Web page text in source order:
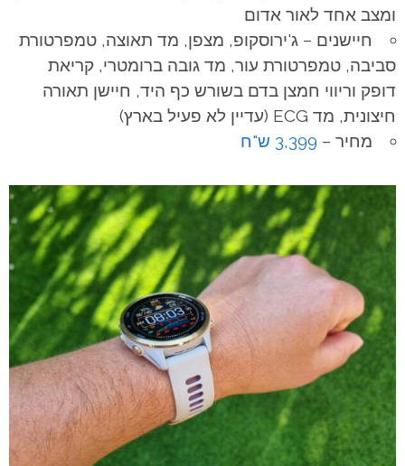
ומצב אחד לאור אדום
חיישנים – ג'ירוסקופ, מצפן, מד תאוצה, טמפרטורת
סביבה, טמפרטורת עור, מד גובה ברומטרי, קריאת
דופק וריווי חמצן בדם בשורש כף היד, חיישן תאורה
חיצונית, מד ECG (עדיין לא פעיל בארץ)
מחיר – 3,399 ש"ח